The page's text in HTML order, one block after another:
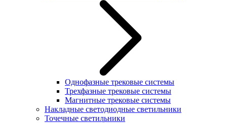
Однофазные трековые системы
Трехфазные трековые системы
Магнитные трековые системы
Накладные светодиодные светильники
Точечные светильники